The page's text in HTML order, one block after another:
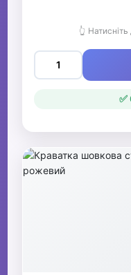
👆
✅